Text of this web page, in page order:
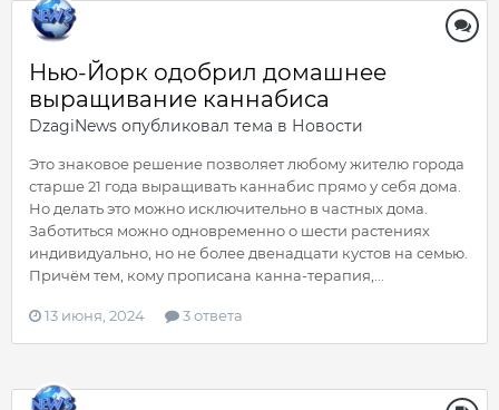
Нью-Йорк одобрил домашнее
выращивание каннабиса
DzagiNews опубликовал тема в Новости
Это знаковое решение позволяет любому жителю города
старше 21 года выращивать каннабис прямо у себя дома.
Но делать это можно исключительно в частных дома.
Заботиться можно одновременно о шести растениях
индивидуально, но не более двенадцати кустов на семью.
Причём тем, кому прописана канна-терапия,...
13 июня, 2024 3 ответа